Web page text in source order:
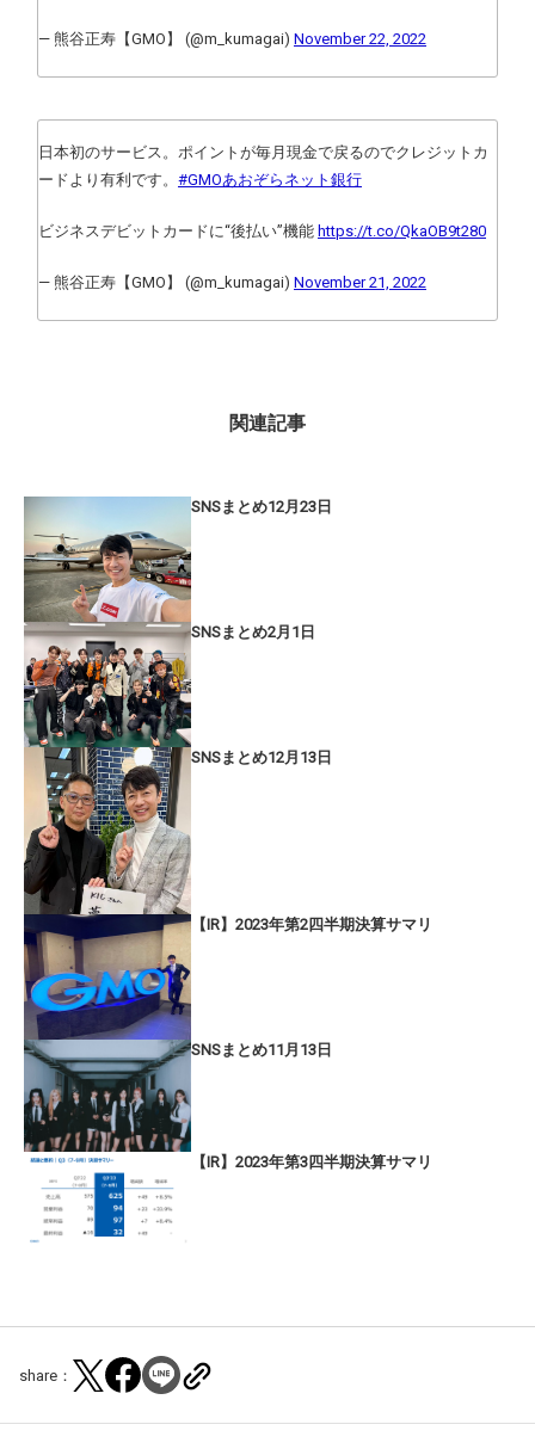
— 熊谷正寿【GMO】 (@m_kumagai) November 22, 2022
日本初のサービス。ポイントが毎月現金で戻るのでクレジットカ
ードより有利です。 #GMOあおぞらネット銀行
ビジネスデビットカードに“後払い”機能 https://t.co/QkaOB9t280
— 熊谷正寿【GMO】 (@m_kumagai) November 21, 2022
関連記事
SNSまとめ12月23日
SNSまとめ2月1日
SNSまとめ12月13日
【IR】2023年第2四半期決算サマリ
SNSまとめ11月13日
【IR】2023年第3四半期決算サマリ
share：